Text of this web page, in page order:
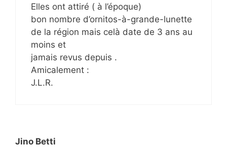
Elles ont attiré ( à l’époque)
bon nombre d’ornitos-à-grande-lunette
de la région mais celà date de 3 ans au
moins et
jamais revus depuis .
Amicalement :
J.L.R.
Jino Betti